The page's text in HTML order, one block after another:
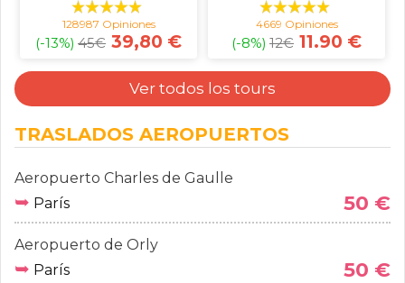
128987 Opiniones
(-13%) 45€ 39,80 €
4669 Opiniones
(-8%) 12€ 11.90 €
Ver todos los tours
TRASLADOS AEROPUERTOS
Aeropuerto Charles de Gaulle
➥ París 50 €
Aeropuerto de Orly
➥ París 50 €